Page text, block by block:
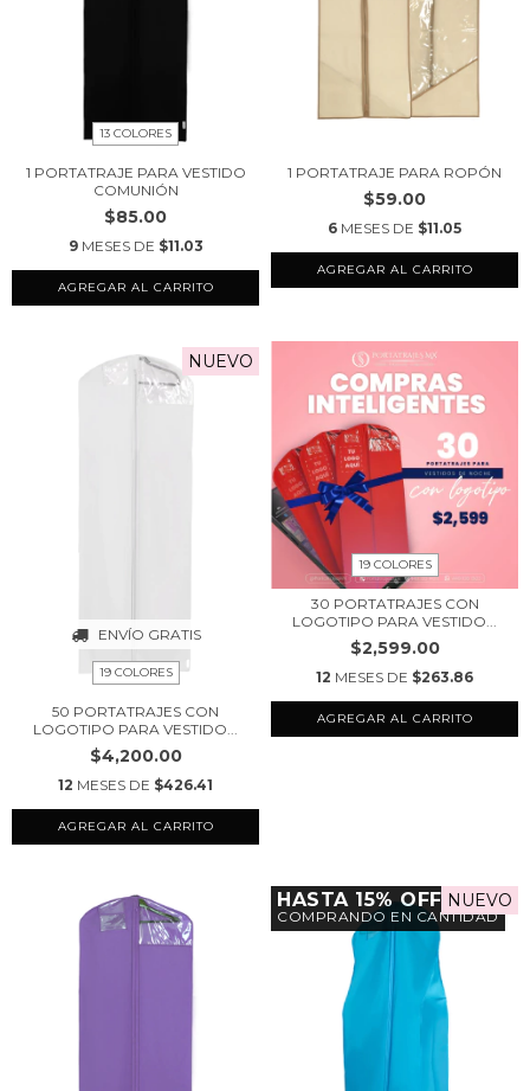
13 COLORES
1 PORTATRAJE PARA VESTIDO
COMUNIÓN
$85.00
9 MESES DE $11.03
AGREGAR AL CARRITO
1 PORTATRAJE PARA ROPÓN
$59.00
6 MESES DE $11.05
ENVÍO GRATIS
NUEVO
19 COLORES
50 PORTATRAJES CON
LOGOTIPO PARA VESTIDO...
$4,200.00
12 MESES DE $426.41
AGREGAR AL CARRITO
19 COLORES
30 PORTATRAJES CON
LOGOTIPO PARA VESTIDO...
$2,599.00
12 MESES DE $263.86
AGREGAR AL CARRITO
HASTA 15% OFF
COMPRANDO EN CANTIDAD
NUEVO